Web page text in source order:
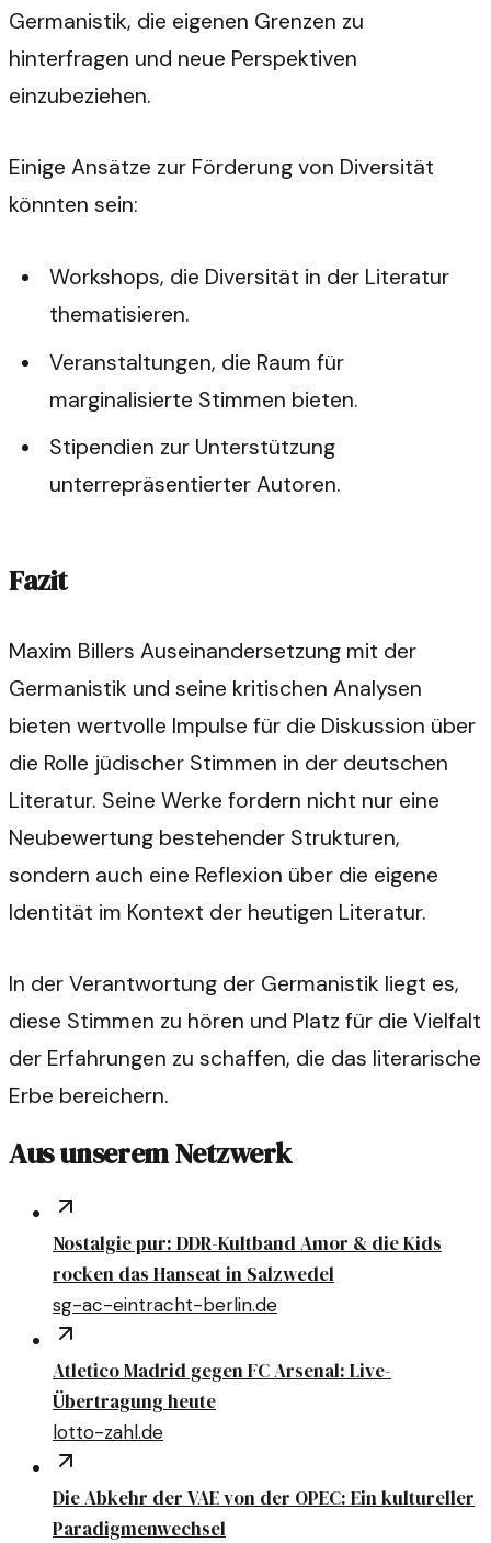
Germanistik, die eigenen Grenzen zu
hinterfragen und neue Perspektiven
einzubeziehen.
Einige Ansätze zur Förderung von Diversität
könnten sein:
Workshops, die Diversität in der Literatur
thematisieren.
Veranstaltungen, die Raum für
marginalisierte Stimmen bieten.
Stipendien zur Unterstützung
unterrepräsentierter Autoren.
Fazit
Maxim Billers Auseinandersetzung mit der
Germanistik und seine kritischen Analysen
bieten wertvolle Impulse für die Diskussion über
die Rolle jüdischer Stimmen in der deutschen
Literatur. Seine Werke fordern nicht nur eine
Neubewertung bestehender Strukturen,
sondern auch eine Reflexion über die eigene
Identität im Kontext der heutigen Literatur.
In der Verantwortung der Germanistik liegt es,
diese Stimmen zu hören und Platz für die Vielfalt
der Erfahrungen zu schaffen, die das literarische
Erbe bereichern.
Aus unserem Netzwerk
Nostalgie pur: DDR-Kultband Amor & die Kids
rocken das Hanseat in Salzwedel
sg-ac-eintracht-berlin.de
Atletico Madrid gegen FC Arsenal: Live-
Übertragung heute
lotto-zahl.de
Die Abkehr der VAE von der OPEC: Ein kultureller
Paradigmenwechsel